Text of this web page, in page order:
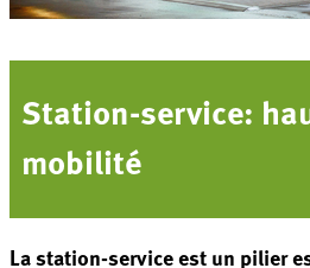
Station-service:
mobilité
La station-service est un pilier